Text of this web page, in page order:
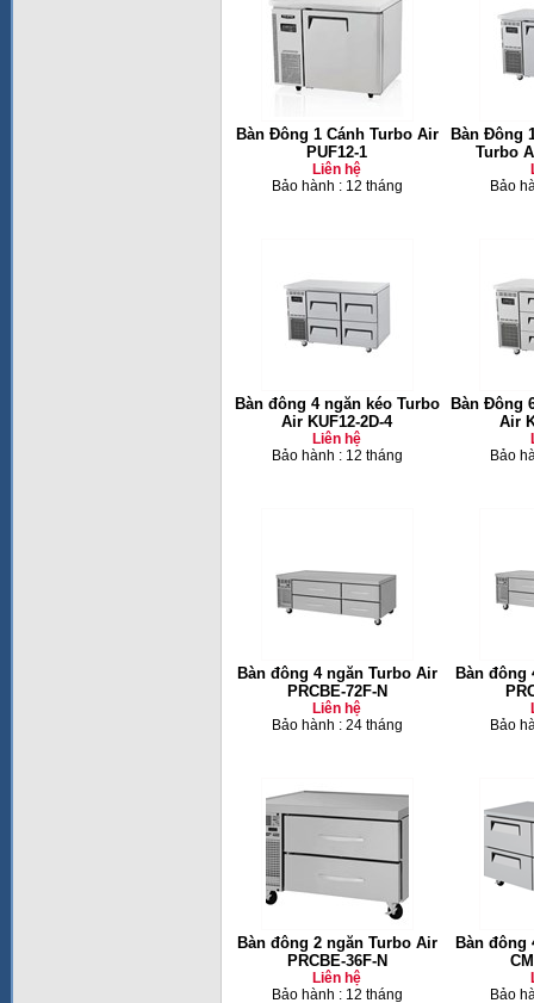
Bàn Đông 1 Cánh Turbo Air
PUF12-1
Liên hệ
Bảo hành : 12 tháng
Bàn Đông
Turbo
Bảo
Bàn đông 4 ngăn kéo Turbo
Air KUF12-2D-4
Liên hệ
Bảo hành : 12 tháng
Bàn Đông
Air
Bảo
Bàn đông 4 ngăn Turbo Air
PRCBE-72F-N
Liên hệ
Bảo hành : 24 tháng
Bàn đông
Bảo
Bàn đông 2 ngăn Turbo Air
PRCBE-36F-N
Liên hệ
Bảo hành : 12 tháng
Bàn đông
Bảo